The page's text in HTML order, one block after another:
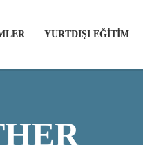
YURTDIŞI EĞİTİM